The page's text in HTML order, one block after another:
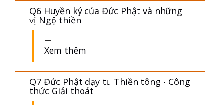
Q6 Huyền ký của Đức Phật và những
vị Ngộ thiền
Xem thêm
Q7 Đức Phật dạy tu Thiền tông - Công
thức Giải thoát